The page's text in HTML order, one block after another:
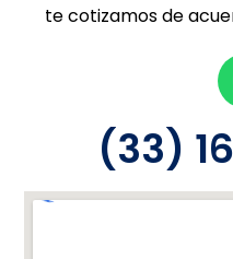
te cotizamos de
(33)